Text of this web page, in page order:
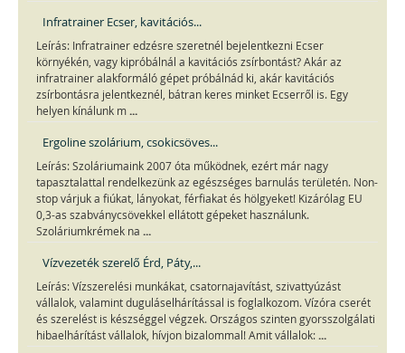
Infratrainer Ecser, kavitációs...
Leírás: Infratrainer edzésre szeretnél bejelentkezni Ecser
környékén, vagy kipróbálnál a kavitációs zsírbontást? Akár az
infratrainer alakformáló gépet próbálnád ki, akár kavitációs
zsírbontásra jelentkeznél, bátran keres minket Ecserről is. Egy
helyen kínálunk m ...
Ergoline szolárium, csokicsöves...
Leírás: Szoláriumaink 2007 óta működnek, ezért már nagy
tapasztalattal rendelkezünk az egészséges barnulás területén. Non-
stop várjuk a fiúkat, lányokat, férfiakat és hölgyeket! Kizárólag EU
0,3-as szabványcsövekkel ellátott gépeket használunk.
Szoláriumkrémek na ...
Vízvezeték szerelő Érd, Páty,...
Leírás: Vízszerelési munkákat, csatornajavítást, szivattyúzást
vállalok, valamint duguláselhárítással is foglalkozom. Vízóra cserét
és szerelést is készséggel végzek. Országos szinten gyorsszolgálati
hibaelhárítást vállalok, hívjon bizalommal! Amit vállalok: ...